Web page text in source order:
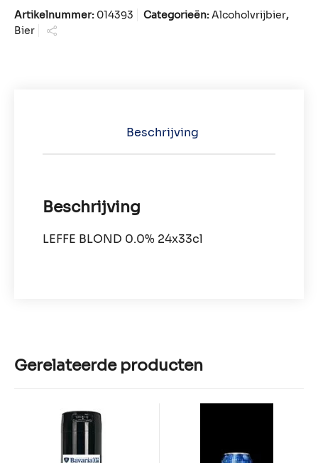
Artikelnummer: 014393 Categorieën:Alcoholvrijbier,
Bier
Beschrijving
Beschrijving
LEFFE BLOND 0.0% 24x33cl
Gerelateerde producten